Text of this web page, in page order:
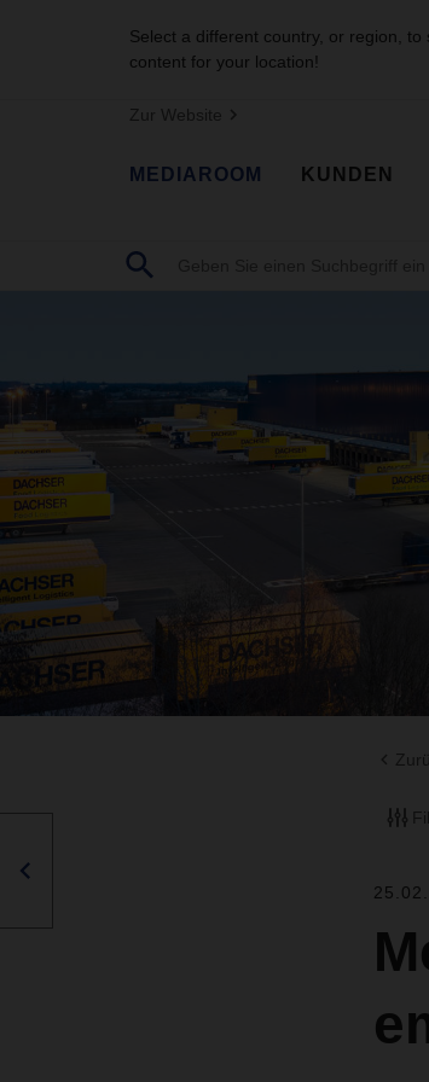
Select a different country, or region, to
content for your location!
Zur Website
MEDIAROOM KUNDEN